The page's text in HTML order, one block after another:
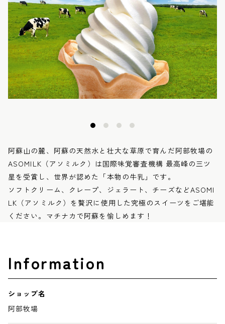
阿蘇山の麓、阿蘇の天然水と壮大な草原で育んだ阿部牧場の
ASOMILK（アソミルク）は国際味覚審査機構 最高峰の三ツ
星を受賞し、世界が認めた「本物の牛乳」です。
ソフトクリーム、クレープ、ジェラート、チーズなどASOMI
LK（アソミルク）を贅沢に使用した究極のスイーツをご堪能
ください。マチナカで阿蘇を愉しめます！
Information
ショップ名
阿部牧場